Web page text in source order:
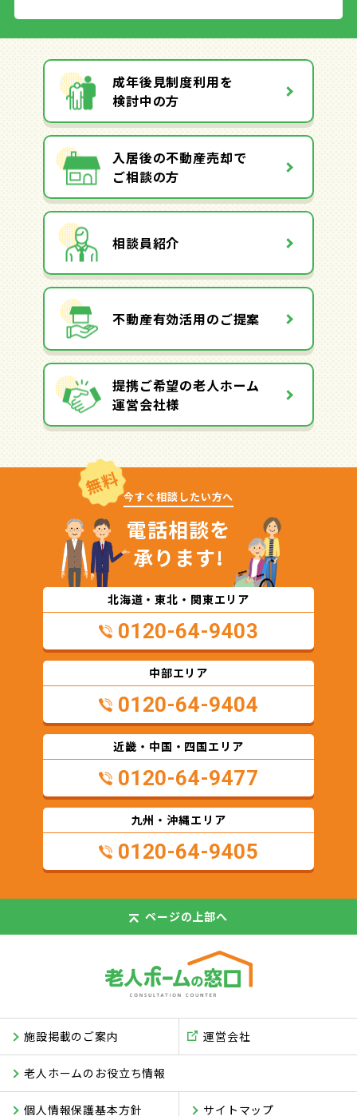
成年後見制度利用を
検討中の方
入居後の不動産売却で
ご相談の方
相談員紹介
不動産有効活用のご提案
提携ご希望の老人ホーム
運営会社様
無料 今すぐ相談したい方へ
電話相談を
承ります!
北海道・東北・関東エリア
0120-64-9403
中部エリア
0120-64-9404
近畿・中国・四国エリア
0120-64-9477
九州・沖縄エリア
0120-64-9405
ページの上部へ
施設掲載のご案内
老人ホームのお役立ち情報
サイトマップ
運営会社
個人情報保護基本方針